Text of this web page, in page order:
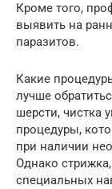
Кроме того,
выявить на
паразитов.
Какие
лучше
шерсти, чистка
процедуры,
при наличии
Однако
специальных